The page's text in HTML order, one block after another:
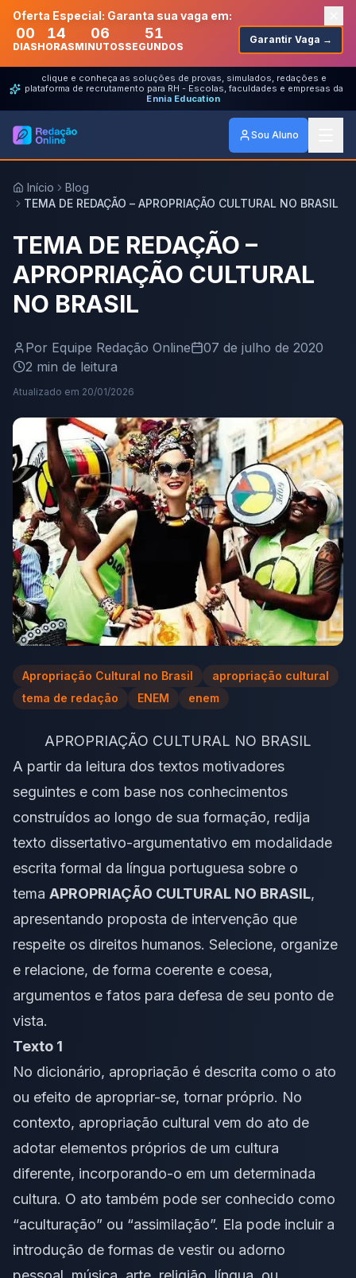
Oferta Especial: Garanta sua vaga em:
00
DIAS
14
HORAS
06
MINUTOS
51
SEGUNDOS
Garantir Vaga →
clique e conheça as soluções de provas, simulados, redações e
plataforma de recrutamento para RH - Escolas, faculdades e empresas da
Ennia Education
Sou Aluno
Início
Blog
TEMA DE REDAÇÃO – APROPRIAÇÃO CULTURAL NO BRASIL
TEMA DE REDAÇÃO –
APROPRIAÇÃO CULTURAL
NO BRASIL
Por Equipe Redação Online
07 de julho de 2020
2 min de leitura
Atualizado em 20/01/2026
Apropriação Cultural no Brasil
apropriação cultural
tema de redação
ENEM enem
APROPRIAÇÃO CULTURAL NO BRASIL
A partir da leitura dos textos motivadores
seguintes e com base nos conhecimentos
construídos ao longo de sua formação, redija
texto dissertativo-argumentativo em modalidade
escrita formal da língua portuguesa sobre o
tema APROPRIAÇÃO CULTURAL NO BRASIL,
apresentando proposta de intervenção que
respeite os direitos humanos. Selecione, organize
e relacione, de forma coerente e coesa,
argumentos e fatos para defesa de seu ponto de
vista.
Texto 1
No dicionário, apropriação é descrita como o ato
ou efeito de apropriar-se, tornar próprio. No
contexto, apropriação cultural vem do ato de
adotar elementos próprios de um cultura
diferente, incorporando-o em um determinada
cultura. O ato também pode ser conhecido como
“aculturação” ou “assimilação”. Ela pode incluir a
introdução de formas de vestir ou adorno